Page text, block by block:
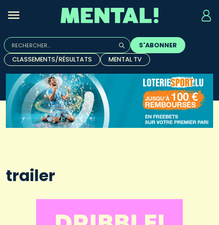
Rechercher :
Quand les résultats de l'auto-complétion sont
S'ABONNER
CLASSEMENTS/RÉSULTATS
MENTAL TV
trailer